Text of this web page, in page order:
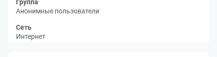
Группа
Анонимные пользователи
Сеть
Интернет